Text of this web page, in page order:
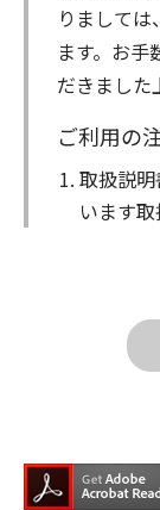
りまして
ます。お
だきました
ご利用の
取扱説
います
属しま
個人が
ですが
ダウ
貸、